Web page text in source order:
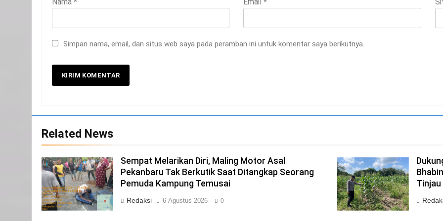
Nama * Email*
Simpan nama, email, dan situs web saya pada peramban ini untuk komentar saya berikutnya.
Related News
Sempat Melarikan Diri, Maling Motor Asal
Pekanbaru Tak Berkutik Saat Ditangkap Seorang
Pemuda Kampung Temusai
Redaksi 6 Agustus 2026 0
Iklan Pemerintah Kabupaten
NORMAN SILITONGA CALEG
DPRD PROVINSI DKI JAKARTA
IKLAN
23
NURGARAHA HARPAL NOVTEN,
SH CALON ANGGOTA DPRD